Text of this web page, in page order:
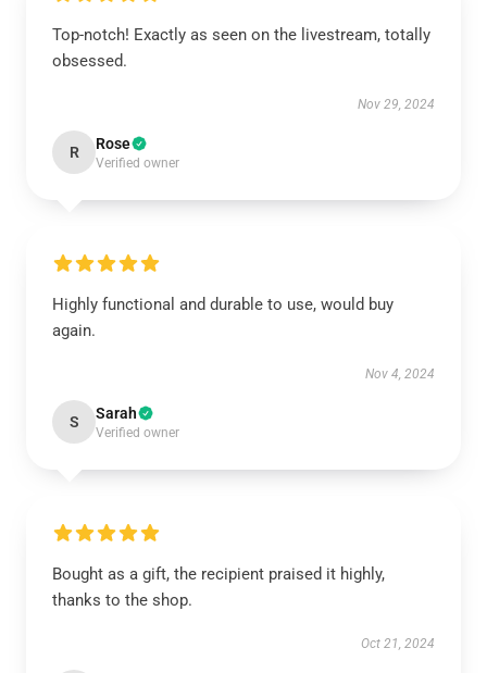
Top-notch! Exactly as seen on the livestream, totally
obsessed.
Nov 29, 2024
R Rose
Verified owner
Highly functional and durable to use, would buy
again.
Nov 4, 2024
S Sarah
Verified owner
Bought as a gift, the recipient praised it highly,
thanks to the shop.
Oct 21, 2024